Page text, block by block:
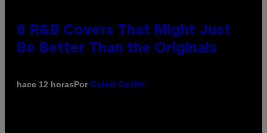
8 R&B Covers That Might Just
Be Better Than the Originals
hace 12 horasPor Caleb Catlin